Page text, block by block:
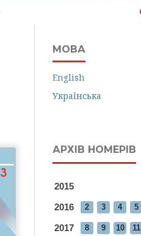
МОВА
English
Українська
АРХІВ НОМЕРІВ
2015
2016 2 3 4 5
2017 8 9 10 11